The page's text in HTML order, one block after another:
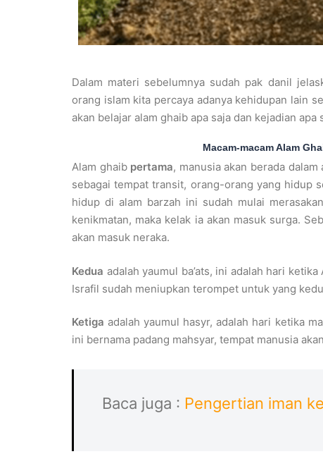
Dalam materi sebelumnya sudah pak danil
orang islam kita percaya adanya kehidupan lain
akan belajar alam ghaib apa saja dan kejadian
Macam-macam Alam
Alam ghaibpertama, manusia akan berada
sebagai tempat transit, orang-orang yang hidup
hidup di alam barzah ini sudah mulai
kenikmatan, maka kelak ia akan masuk surga.
akan masuk neraka.
Kedua adalah yaumul ba’ats, ini adalah hari
Israfil sudah meniupkan terompet untuk yang
Ketiga adalah yaumul hasyr, adalah hari ketika
ini bernama padang mahsyar, tempat manusia
Baca juga : Pengertian iman